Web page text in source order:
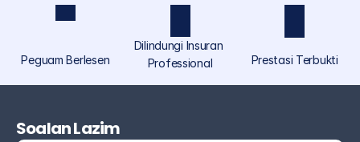
Peguam Berlesen
Dilindungi Insuran
Professional
Prestasi Terbukti
Soalan Lazim
ramai di bawah Akmal Saufi & Co, menyediakan